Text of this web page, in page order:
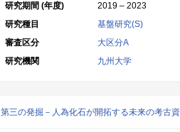
研究期間 (年度)
2019 – 2023
研究種目
基盤研究(S)
審査区分
大区分A
研究機関
九州大学
第三の発掘－人為化石が開拓する未来の考古